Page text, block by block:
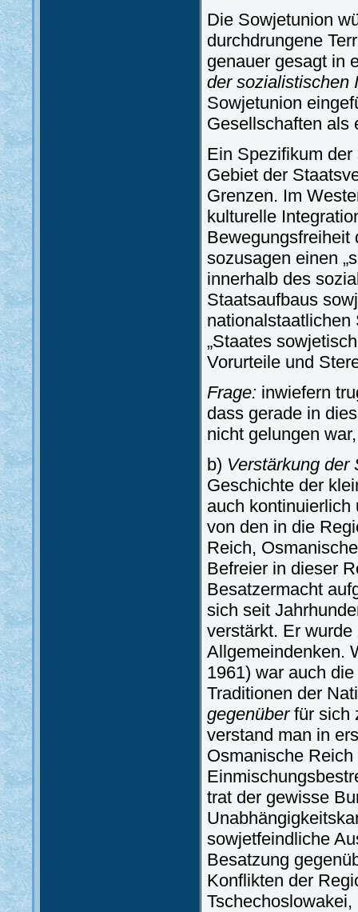
Die Sowjetunion
durchdrungene
genauer gesagt in
der sozialistischen
Sowjetunion
Gesellschaften als
Ein Spezifikum
Gebiet der
Grenzen. Im
kulturelle
Bewegungsfreiheit
sozusagen einen
innerhalb des
Staatsaufbaus
nationalstaatlichen
„Staates
Vorurteile und
Frage: inwiefern
dass gerade in
nicht gelungen
b) Verstärkung der
Geschichte der
auch kontinuierlich
von den in die
Reich,
Befreier in dieser
Besatzermacht
sich seit
verstärkt. Er
Allgemeindenken.
1961) war auch
Traditionen der
gegenüberfür sich
verstand man in
Osmanische
trat der gewisse
sowjetfeindliche
Besatzung
Konflikten der